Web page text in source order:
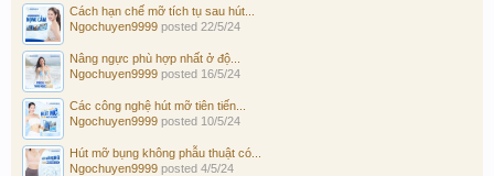
Cách hạn chế mỡ tích tụ sau hút...
Ngochuyen9999 posted 22/5/24
Nâng ngực phù hợp nhất ở độ...
Ngochuyen9999 posted 16/5/24
Các công nghệ hút mỡ tiên tiến...
Ngochuyen9999 posted 10/5/24
Hút mỡ bụng không phẫu thuật có...
Ngochuyen9999 posted 4/5/24